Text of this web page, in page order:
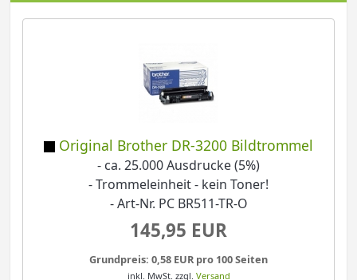
Original Brother DR-3200 Bildtrommel
- ca. 25.000 Ausdrucke (5%)
- Trommeleinheit - kein Toner!
- Art-Nr. PC BR511-TR-O
145,95 EUR
Grundpreis: 0,58 EUR pro 100 Seiten
inkl. MwSt. zzgl. Versand